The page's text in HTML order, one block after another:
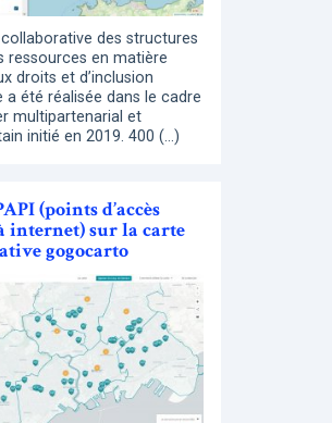
des structures
ressources en matière
droits et d’inclusion
a été réalisée dans le cadre
multipartenarial et
initié en 2019. 400 (…)
(points d’accès
internet) sur la carte
gogocarto